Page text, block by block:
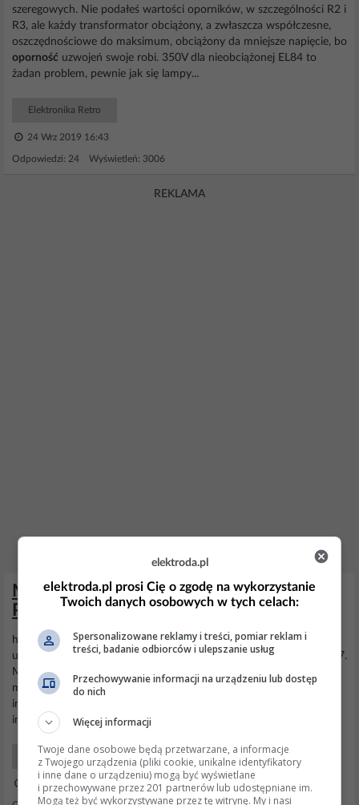
szeregowych. Nie podałeś wartości oporników, w szczególności R2 i
R3, ale każdy transformator obciążony, a zwłaszcza współczesne,
oszczędnościowe do maksimum, obciążony da mniejsze napięcie, bo
oporność uzwojeń swoje robi. 350V dla nieobciążonej EL84 to
żadan problem, pewnie jak się lampy...
Elektronika Retro
24 Wrz 2019 16:43
Odpowiedzi: 24 Wyświetleń: 3006
REKLAMA
Miernik FCLU - uniwersalny miernik na
PIC16F873A
http://obrazki.elektroda.pl/8856166800_1... Opisane poniżej
urządzenie powstało w oparciu o układ z Rosyjskiego Radio 8/2007.
Można go rzeczywiście można nazwać uniwersalnym, ponieważ
mierzy on napięcie prądu stałego, częstotliwości, pojemność,
indukcyjność cewek, sprawdza rezonatory kwarcowe, oraz wysyła
impulsy o poziomie sygnału...
DIY Konstrukcje
28 Mar 2021 19:17
elektroda.pl
elektroda.pl prosi Cię o zgodę na wykorzystanie
Twoich danych osobowych w tych celach:
Spersonalizowane reklamy i treści, pomiar reklam i
treści, badanie odbiorców i ulepszanie usług
Przechowywanie informacji na urządzeniu lub dostęp
do nich
Więcej informacji
Twoje dane osobowe będą przetwarzane, a informacje
z Twojego urządzenia (pliki cookie, unikalne identyfikatory
i inne dane o urządzeniu) mogą być wyświetlane
i przechowywane przez 201 partnerów lub udostępniane im.
Mogą też być wykorzystywane przez tę witrynę. My i nasi